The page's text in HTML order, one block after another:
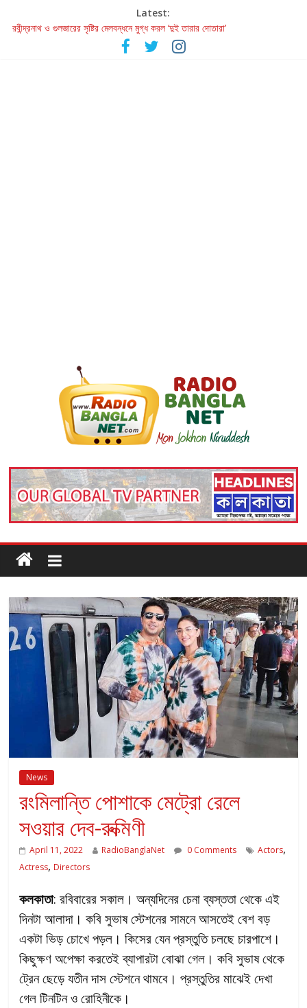
Latest:
রবীন্দ্রনাথ ও গুলজারের সৃষ্টির মেলবন্ধনে মুগ্ধ করল ‘দুই তারার দোতারা’
কলের গান থেকে রীলস্ — বাঙালির গান শোনার বিবর্তনের গল্প
জগন্নাথমঙ্গলম্ — বাংলায় প্রথমবার মঞ্চে এবার রথযাত্রার উদযাপন
News
রংমিলান্তি পোশাকে মেট্রো রেলে
সওয়ার দেব-রুক্মিণী
April 11, 2022 RadioBanglaNet 0 Comments Actors,
Actress, Directors
কলকাতা: রবিবারের সকাল। অন্যদিনের চেনা ব্যস্ততা থেকে এই
দিনটা আলাদা। কবি সুভাষ স্টেশনের সামনে আসতেই বেশ বড়
একটা ভিড় চোখে পড়ল। কিসের যেন প্রস্তুতি চলছে চারপাশে।
কিছুক্ষণ অপেক্ষা করতেই ব্যাপারটা বোঝা গেল। কবি সুভাষ থেকে
ট্রেন ছেড়ে যতীন দাস স্টেশনে থামবে। প্রস্তুতির মাঝেই দেখা
গেল টিনটিন ও রোহিনীকে।